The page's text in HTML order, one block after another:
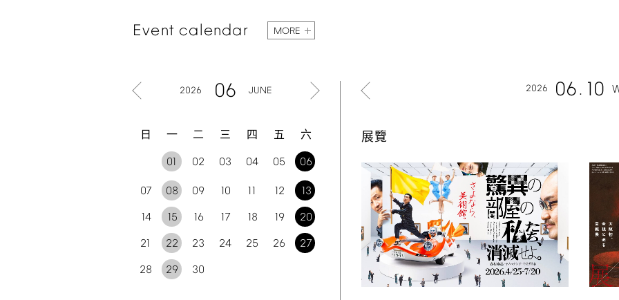
Event calendar MORE
2026 06 JUNE
日 一 二 三 四 五 六
01 02 03 04 05 06
07 08 09 10 11 12 13
14 15 16 17 18 19 20
21 22 23 24 25 26 27
28 29 30
2026 06 10
展覽